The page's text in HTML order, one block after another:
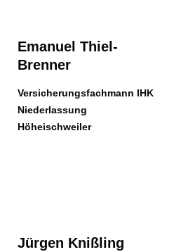
Emanuel Thiel-
Brenner
Versicherungsfachmann IHK
Niederlassung
Höheischweiler
Jürgen Knißling